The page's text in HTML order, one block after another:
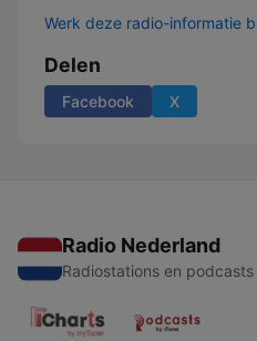
Werk deze radio-informatie
Delen
Facebook X
Radio Nederland
Radiostations en podcasts